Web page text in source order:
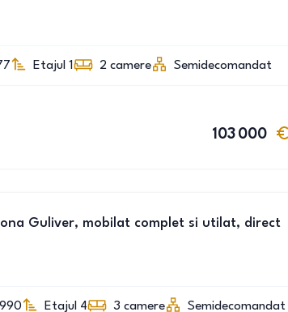
Etajul 1 2 camere Semidecomandat
103 000
Guliver, mobilat complet si utilat, direct
Etajul 4 3 camere Semidecomandat